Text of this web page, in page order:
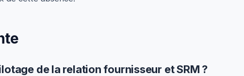
de la relation fournisseur et SRM ?